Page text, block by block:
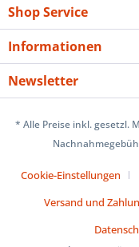
Shop Service
Informationen
Newsletter
* Alle Preise inkl. gesetzl.
Cookie-Einstellungen
Versand und